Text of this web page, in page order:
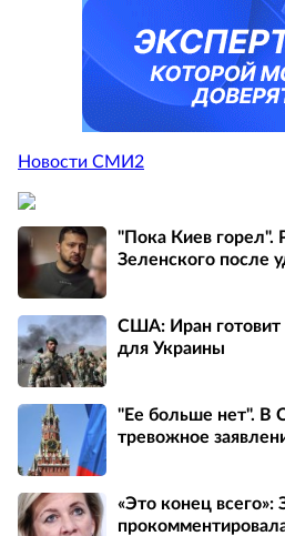
Новости СМИ2
"Пока Киев горел".
Зеленского после
США: Иран
для Украины
"Ее больше нет". В
тревожное
«Это конец всего»: